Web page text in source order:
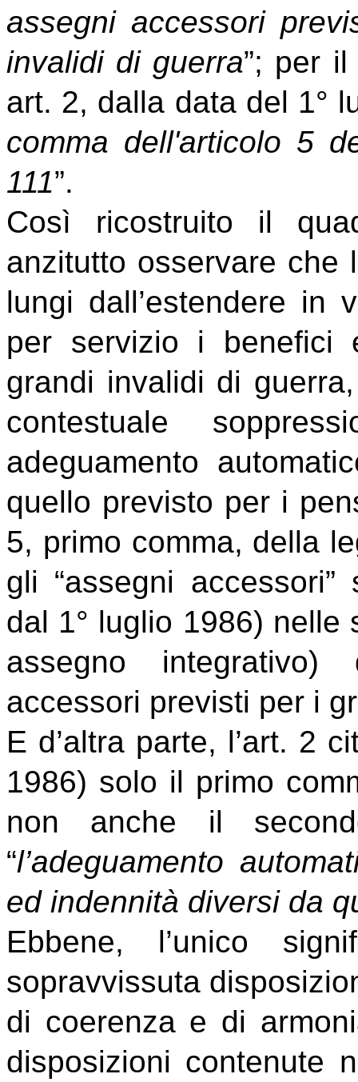
assegni accessori
invalidi di guerra”; per
art. 2, dalla data del 1°
comma dell'articolo 5
111”.
Così ricostruito il
anzitutto osservare che
lungi dall’estendere in
per servizio i benefici
grandi invalidi di
contestuale
adeguamento
quello previsto per i
5, primo comma, della
gli “assegni
dal 1° luglio 1986) nelle
assegno integrativo)
accessori previsti per i
E d’altra parte, l’art. 2
1986) solo il primo
non anche il
“l’adeguamento
ed indennità diversi da
Ebbene, l’unico
sopravvissuta
di coerenza e di
disposizioni contenute